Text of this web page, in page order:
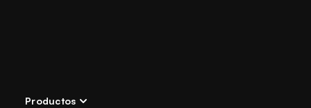
Productos